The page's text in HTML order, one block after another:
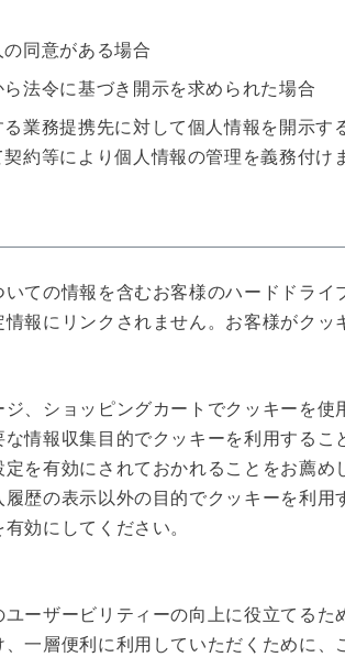
同意がある場合
法令に基づき開示を求められた場合
業務提携先に対して個人情報を開示
約等により個人情報の管理を義務付け
ての情報を含むお客様のハードドラ
報にリンクされません。お客様がク
、ショッピングカートでクッキーを
情報収集目的でクッキーを利用する
を有効にされておかれることをお薦め
歴の表示以外の目的でクッキーを利
効にしてください。
ーザービリティーの向上に役立てる
一層便利に利用していただくために、